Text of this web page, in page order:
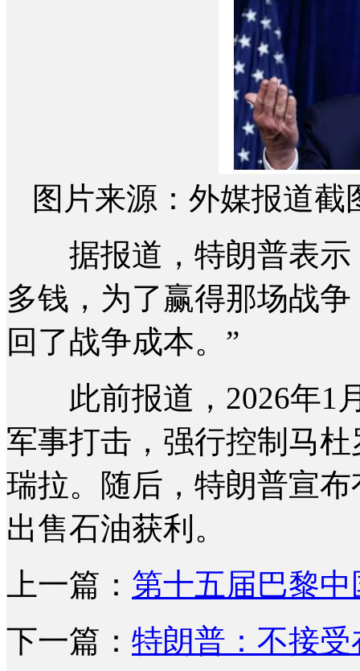
图片来源：外媒报道截
据报道，特朗普表示
多钱，为了赢得那场战
回了战争成本。”
此前报道，2026年1
军事打击，强行控制马
瑞拉。随后，特朗普宣
出售石油获利。
上一篇： 第十五届巴黎
下一篇： 特朗普：不接